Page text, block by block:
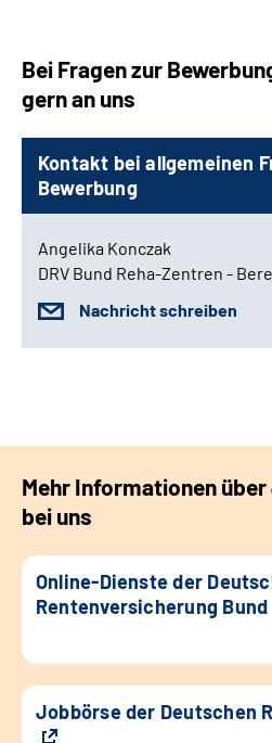
Bei Fragen zur
gern an uns
Kontakt bei allgemeinen
Bewerbung
Angelika Konczak
DRV Bund Reha-Zentren -
Nachricht schreiben
Mehr Informationen
bei uns
Online-Dienste der
Rentenversicherung Bund
Jobbörse der Deutschen